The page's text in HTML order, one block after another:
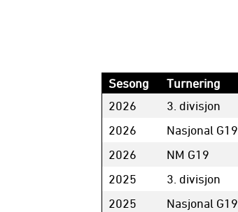
Sesong Turnering
2026
3. divisjon
2026
Nasjonal G19
2026
NM G19
2025
3. divisjon
2025
Nasjonal G19